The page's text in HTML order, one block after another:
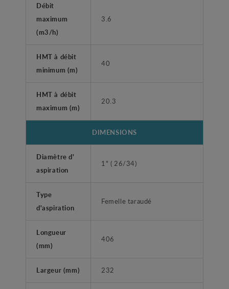
Débit
maximum
(m3/h)
3.6
HMT à débit
minimum (m)
40
HMT à débit
maximum (m)
20.3
DIMENSIONS
Diamètre d'
aspiration
1" ( 26/34)
Type
d'aspiration
Femelle taraudé
Longueur
(mm)
406
Largeur (mm) 232